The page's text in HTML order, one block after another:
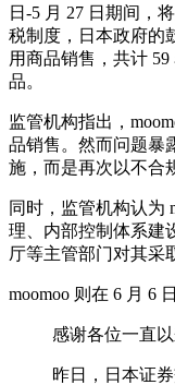
日-5 月 27 日期间，
税制度，日本政府的
用商品销售，共计
品。
监管机构指出，
品销售。然而问题暴
施，而是再次以不合
同时，监管机构认为
理、内部控制体系建
厅等主管部门对其采
moomoo 则在 6 月 6
感谢各位一直以
昨日，日本证